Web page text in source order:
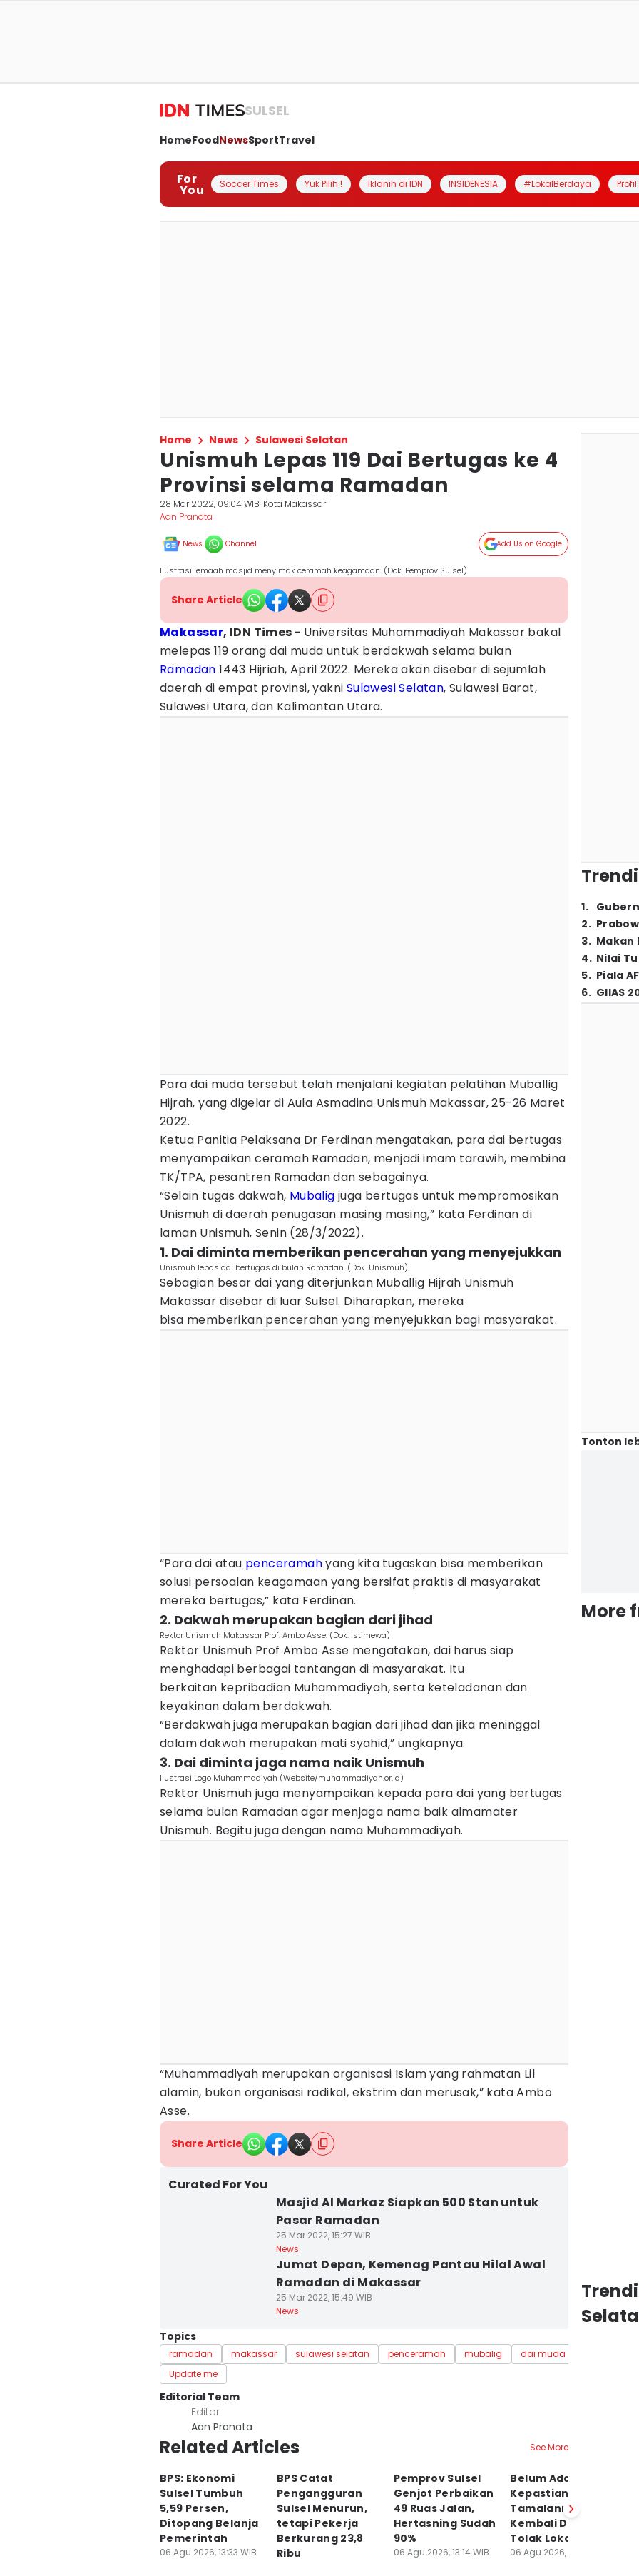
SULSEL
HomeFoodNewsSportTravel
For
You Soccer Times Yuk Pilih ! Iklanin di IDN INSIDENESIA #LokalBerdaya
Home News Sulawesi Selatan
Unismuh Lepas 119 Dai Bertugas ke 4
Provinsi selama Ramadan
28 Mar 2022, 09:04 WIB Kota Makassar
Aan Pranata
News Channel Add Us on Google
Ilustrasi jemaah masjid menyimak ceramah keagamaan. (Dok. Pemprov Sulsel)
Share Article
Makassar, IDN Times - Universitas Muhammadiyah Makassar bakal
melepas 119 orang dai muda untuk berdakwah selama bulan
Ramadan 1443 Hijriah, April 2022. Mereka akan disebar di sejumlah
daerah di empat provinsi, yakni Sulawesi Selatan, Sulawesi Barat,
Sulawesi Utara, dan Kalimantan Utara.
Para dai muda tersebut telah menjalani kegiatan pelatihan Muballig
Hijrah, yang digelar di Aula Asmadina Unismuh Makassar, 25-26 Maret
2022.
Ketua Panitia Pelaksana Dr Ferdinan mengatakan, para dai bertugas
menyampaikan ceramah Ramadan, menjadi imam tarawih, membina
TK/TPA, pesantren Ramadan dan sebagainya.
“Selain tugas dakwah, Mubalig juga bertugas untuk mempromosikan
Unismuh di daerah penugasan masing masing,” kata Ferdinan di
laman Unismuh, Senin (28/3/2022).
1. Dai diminta memberikan pencerahan yang menyejukkan
Unismuh lepas dai bertugas di bulan Ramadan. (Dok. Unismuh)
Sebagian besar dai yang diterjunkan Muballig Hijrah Unismuh
Makassar disebar di luar Sulsel. Diharapkan, mereka
bisa memberikan pencerahan yang menyejukkan bagi masyarakat.
“Para dai atau penceramahyang kita tugaskan bisa memberikan
solusi persoalan keagamaan yang bersifat praktis di masyarakat
mereka bertugas,” kata Ferdinan.
2. Dakwah merupakan bagian dari jihad
Rektor Unismuh Makassar Prof. Ambo Asse. (Dok. Istimewa)
Rektor Unismuh Prof Ambo Asse mengatakan, dai harus siap
menghadapi berbagai tantangan di masyarakat. Itu
berkaitan kepribadian Muhammadiyah, serta keteladanan dan
keyakinan dalam berdakwah.
“Berdakwah juga merupakan bagian dari jihad dan jika meninggal
dalam dakwah merupakan mati syahid,” ungkapnya.
3. Dai diminta jaga nama naik Unismuh
Ilustrasi Logo Muhammadiyah (Website/muhammadiyah.or.id)
Rektor Unismuh juga menyampaikan kepada para dai yang bertugas
selama bulan Ramadan agar menjaga nama baik almamater
Unismuh. Begitu juga dengan nama Muhammadiyah.
“Muhammadiyah merupakan organisasi Islam yang rahmatan Lil
alamin, bukan organisasi radikal, ekstrim dan merusak,” kata Ambo
Asse.
Share Article
Curated For You
Masjid Al Markaz Siapkan 500 Stan untuk
Pasar Ramadan
25 Mar 2022, 15:27 WIB
News
Jumat Depan, Kemenag Pantau Hilal Awal
Ramadan di Makassar
25 Mar 2022, 15:49 WIB
News
Topics
ramadan makassar sulawesi selatan penceramah mubalig
dai muda
Update me
Editorial Team
Editor
Aan Pranata
Related Articles See More
BPS: Ekonomi
Sulsel Tumbuh
5,59 Persen,
Ditopang Belanja
Pemerintah
06 Agu 2026, 13:33 WIB
BPS Catat
Pengangguran
Sulsel Menurun,
tetapi Pekerja
Berkurang 23,8
Ribu
Pemprov Sulsel
Genjot Perbaikan
49 Ruas Jalan,
Hertasning Sudah
90%
06 Agu 2026, 13:14 WIB
Belum Ada
Kepastian, Warga
Tamalanrea
Kembali Demo
Tolak Lokasi PSEL
06 Agu 2026, 12:48 WIB
1.
2.
3. Makan
4. Nilai
5. Piala
6. GIIAS
Tonton
More